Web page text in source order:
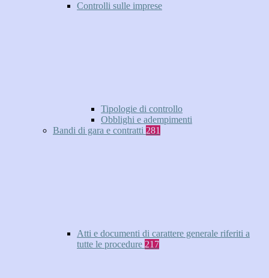
Controlli sulle imprese
Tipologie di controllo
Obblighi e adempimenti
Bandi di gara e contratti 281
Atti e documenti di carattere generale riferiti a
tutte le procedure 217